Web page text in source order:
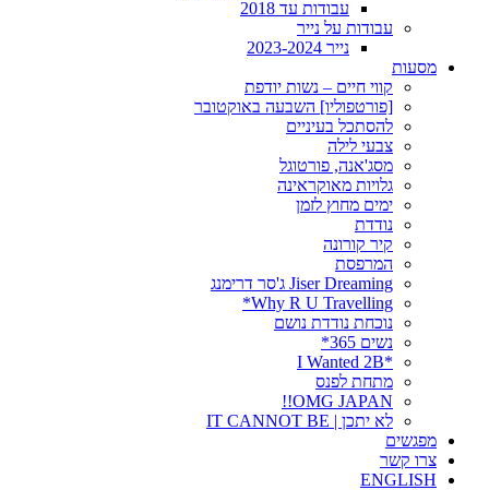
עבודות עד 2018
עבודות על נייר
נייר 2023-2024
מסעות
קווי חיים – נשות יודפת
[פורטפוליו] השבעה באוקטובר
להסתכל בעיניים
צבעי לילה
מסג'אנה, פורטוגל
גלויות מאוקראינה
ימים מחוץ לזמן
נודדת
קיר קורונה
המרפסת
Jiser Dreaming ג'סר דרימנג
Why R U Travelling*
נוכחת נודדת נושם
נשים 365*
*I Wanted 2B
מתחת לפנס
OMG JAPAN!!
לא יתכן | IT CANNOT BE
מפגשים
צרו קשר
ENGLISH